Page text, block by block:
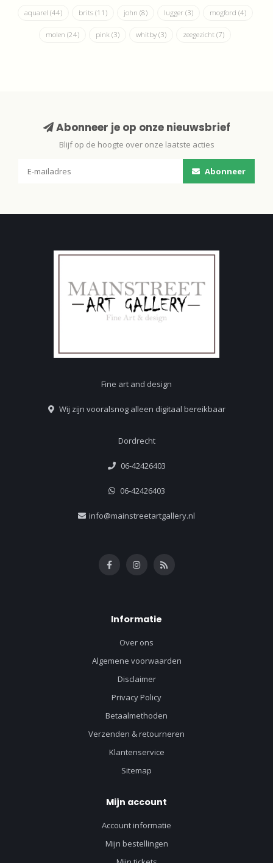
aquarel (44) brits (11) john (8) lugger (3) mogford (4)
molen (24) pink (3) whitby (3) zeegezicht (7)
Abonneer je op onze nieuwsbrief
Blijf op de hoogte over onze laatste acties
Abonneer
Fine art and design
Wij zijn vooralsnog alleen digitaal bereikbaar
Dordrecht
06-42426403
06-42426403
info@mainstreetartgallery.nl
Informatie
Over ons
Algemene voorwaarden
Disclaimer
Privacy Policy
Betaalmethoden
Verzenden & retourneren
Klantenservice
Sitemap
Mijn account
Account informatie
Mijn bestellingen